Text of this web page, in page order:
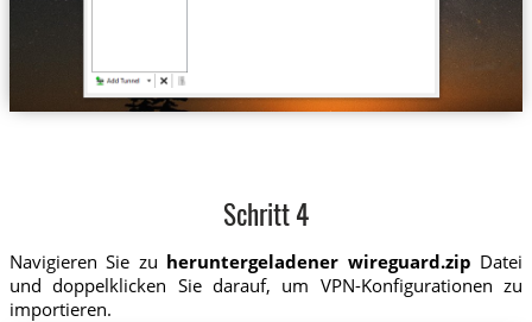
Schritt 4
Navigieren Sie zu heruntergeladener wireguard.zip Datei
und doppelklicken Sie darauf, um VPN-Konfigurationen zu
importieren.